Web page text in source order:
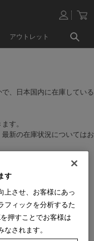
アウトレット
、日本国内に在庫している
す。
新の在庫状況についてはお
す
上させ、お客様にあっ
フィックを分析するた
押すことでお客様は
されます。